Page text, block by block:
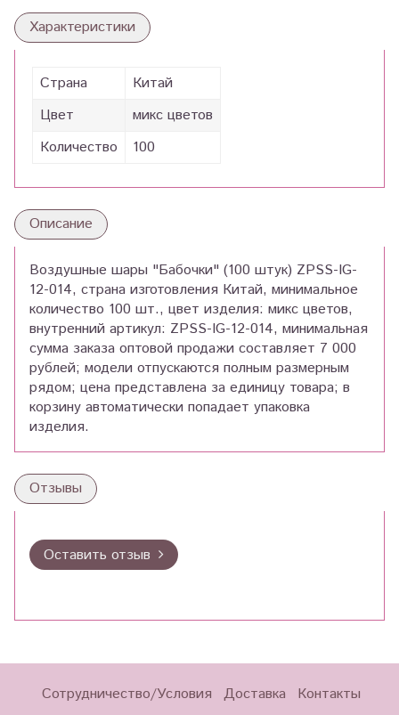
Характеристики
Страна
Китай
Цвет
микс цветов
Количество
100
Описание
Воздушные шары "Бабочки" (100 штук) ZPSS-IG-
12-014, страна изготовления Китай, минимальное
количество 100 шт., цвет изделия: микс цветов,
внутренний артикул: ZPSS-IG-12-014, минимальная
сумма заказа оптовой продажи составляет 7 000
рублей; модели отпускаются полным размерным
рядом; цена представлена за единицу товара; в
корзину автоматически попадает упаковка
изделия.
Отзывы
Оставить отзыв
Сотрудничество/Условия Доставка
Контакты